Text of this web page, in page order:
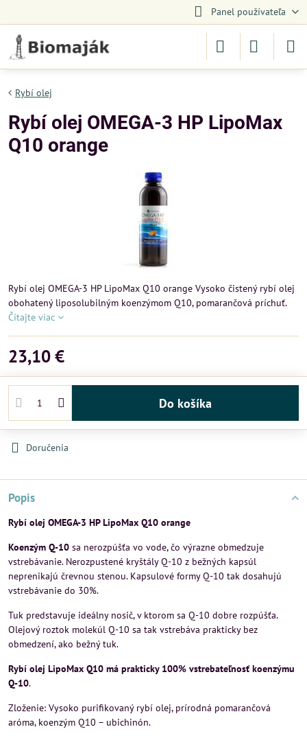
Panel používateľa
Rybí olej
Rybí olej OMEGA-3 HP LipoMax
Q10 orange
Rybí olej OMEGA-3 HP LipoMax Q10 orange Vysoko čistený rybí olej
obohatený liposolubilným koenzýmom Q10, pomarančová príchuť.
Čítajte viac
23,10 €
Do košíka
Doručenia
Popis
Rybí olej OMEGA-3 HP LipoMax Q10 orange
Koenzým Q-10 sa nerozpúšťa vo vode, čo výrazne obmedzuje
vstrebávanie. Nerozpustené kryštály Q-10 z bežných kapsúl
neprenikajú črevnou stenou. Kapsulové formy Q-10 tak dosahujú
vstrebávanie do 30%.
Tuk predstavuje ideálny nosič, v ktorom sa Q-10 dobre rozpúšťa.
Olejový roztok molekúl Q-10 sa tak vstrebáva prakticky bez
obmedzení, ako bežný tuk.
Rybí olej LipoMax Q10 má prakticky 100% vstrebateľnosť koenzýmu
Q-10.
Zloženie: Vysoko purifikovaný rybí olej, prírodná pomarančová
aróma, koenzým Q10 – ubichinón.